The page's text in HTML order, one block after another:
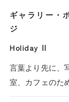
ギャラリー・
ジ
Holiday Ⅱ
言葉より先に、
室、カフェのた